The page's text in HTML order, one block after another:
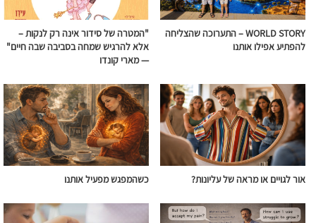
WORLD STORY – התערוכה שהצליחה
להפתיע אפילו אותנו
"המטרה של סידור אינה רק לנקות –
אלא להרגיש שמחה בסביבה שבה חיים"
— מארי קונדו
אור לגויים או מראה של עליונות? כשהמפגש מפעיל אותנו